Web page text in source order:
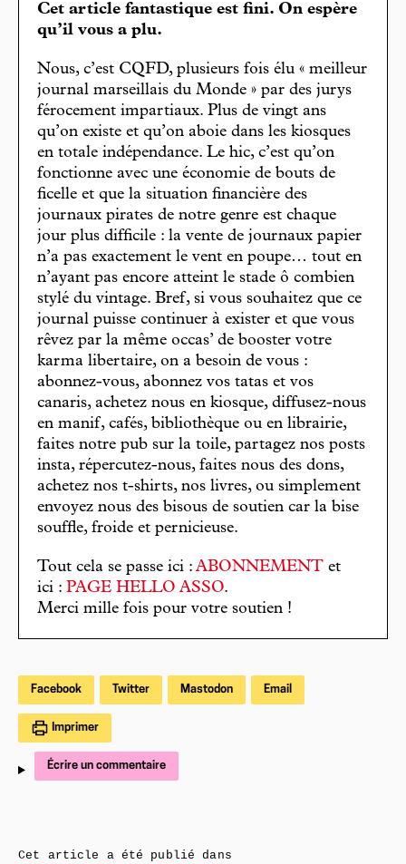
Cet article fantastique est fini. On espère
qu’il vous a plu.
Nous, c’est CQFD, plusieurs fois élu « meilleur
journal marseillais du Monde » par des jurys
férocement impartiaux. Plus de vingt ans
qu’on existe et qu’on aboie dans les kiosques
en totale indépendance. Le hic, c’est qu’on
fonctionne avec une économie de bouts de
ficelle et que la situation financière des
journaux pirates de notre genre est chaque
jour plus difficile : la vente de journaux papier
n’a pas exactement le vent en poupe… tout en
n’ayant pas encore atteint le stade ô combien
stylé du vintage. Bref, si vous souhaitez que ce
journal puisse continuer à exister et que vous
rêvez par la même occas’ de booster votre
karma libertaire, on a besoin de vous :
abonnez-vous, abonnez vos tatas et vos
canaris, achetez nous en kiosque, diffusez-nous
en manif, cafés, bibliothèque ou en librairie,
faites notre pub sur la toile, partagez nos posts
insta, répercutez-nous, faites nous des dons,
achetez nos t-shirts, nos livres, ou simplement
envoyez nous des bisous de soutien car la bise
souffle, froide et pernicieuse.
Tout cela se passe ici : ABONNEMENT et
ici : PAGE HELLO ASSO.
Merci mille fois pour votre soutien !
Facebook Twitter Mastodon Email
Imprimer
Écrire un commentaire
Cet article a été publié dans